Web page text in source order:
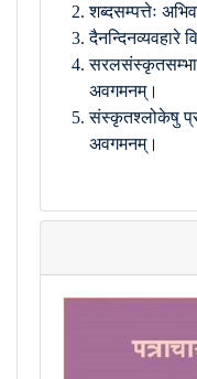
शब्दसम्पत्तेः
दैनन्दिनव्यवहारे
अवगमनम्।
संस्कृतश्लोकेषु
अवगमनम्।